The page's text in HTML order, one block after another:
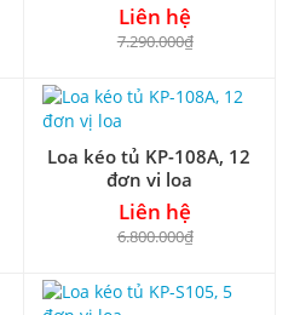
Liên hệ
7.290.000₫
Loa kéo tủ KP-108A, 12
đơn vị loa
Liên hệ
6.800.000₫